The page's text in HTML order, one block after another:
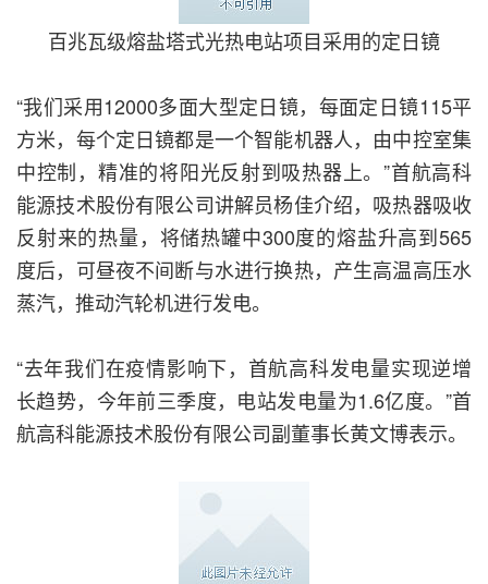
百兆瓦级熔盐塔式光热电站项目采用的定日镜
“我们采用12000多面大型定日镜，每面定日镜115平
方米，每个定日镜都是一个智能机器人，由中控室集
中控制，精准的将阳光反射到吸热器上。”首航高科
能源技术股份有限公司讲解员杨佳介绍，吸热器吸收
反射来的热量，将储热罐中300度的熔盐升高到565
度后，可昼夜不间断与水进行换热，产生高温高压水
蒸汽，推动汽轮机进行发电。
“去年我们在疫情影响下，首航高科发电量实现逆增
长趋势，今年前三季度，电站发电量为1.6亿度。”首
航高科能源技术股份有限公司副董事长黄文博表示。